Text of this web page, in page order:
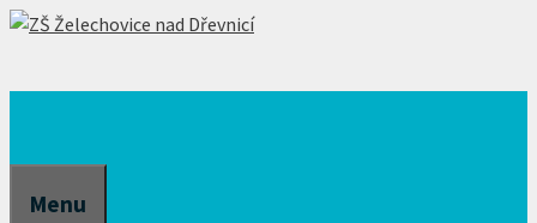
Přeskočit
Menu